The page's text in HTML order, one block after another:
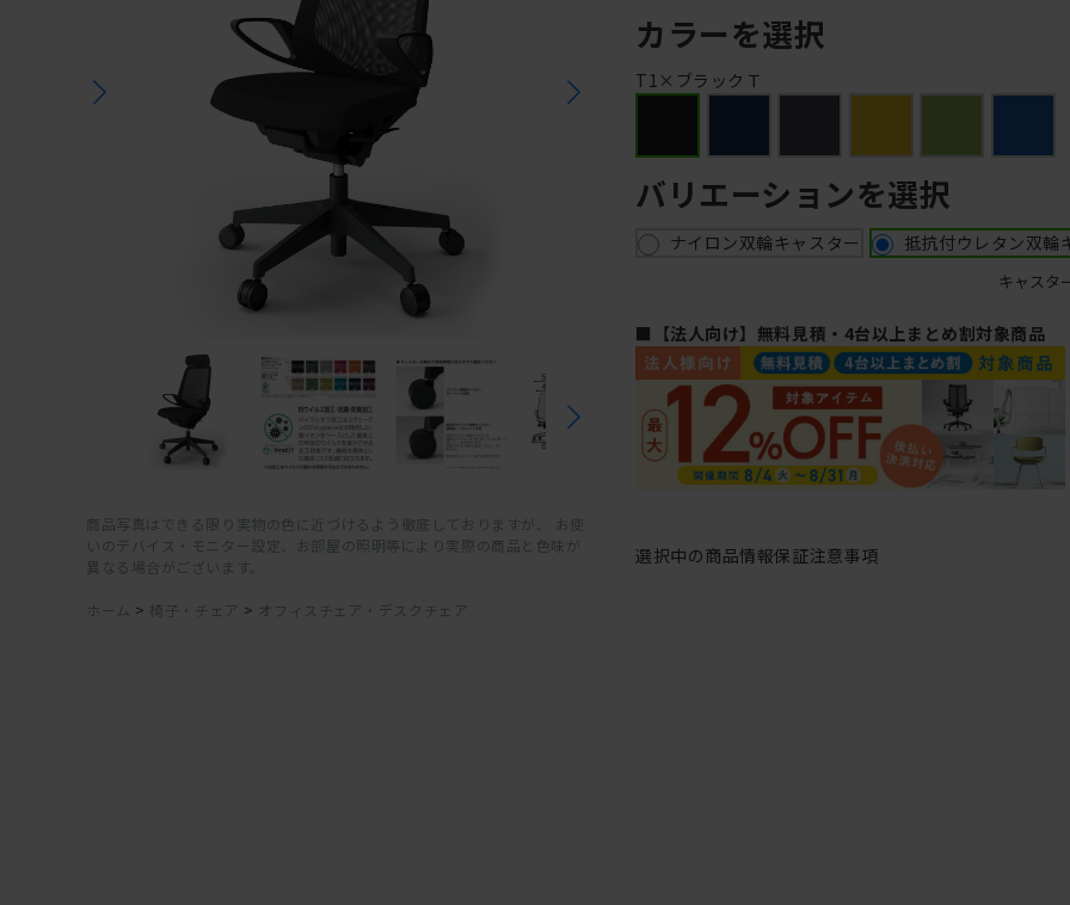
商品写真はできる限り実物の色に近づけるよう徹底しておりますが、 お使
いのデバイス・モニター設定、お部屋の照明等により実際の商品と色味が
異なる場合がございます。
ホーム > 椅子・チェア > オフィスチェア・デスクチェア
カラーを選択
T1×ブラックＴ
バリエーションを選択
ナイロン双輪キャスター 抵抗付ウレタン双輪
キャスタ
■【法人向け】無料見積・4台以上まとめ割対象商品
選択中の商品情報保証注意事項